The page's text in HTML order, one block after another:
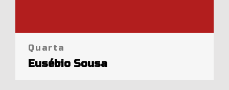
Quarta
Eusébio Sousa